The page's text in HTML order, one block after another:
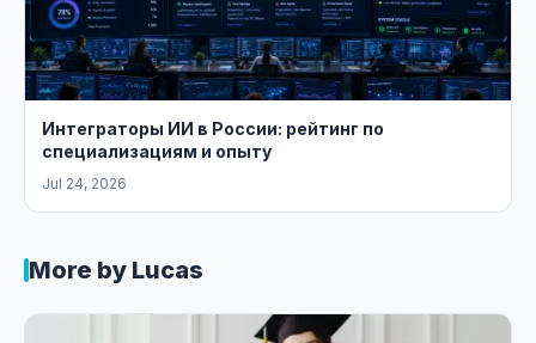
Интеграторы ИИ в России: рейтинг по
специализациям и опыту
Jul 24, 2026
More by Lucas